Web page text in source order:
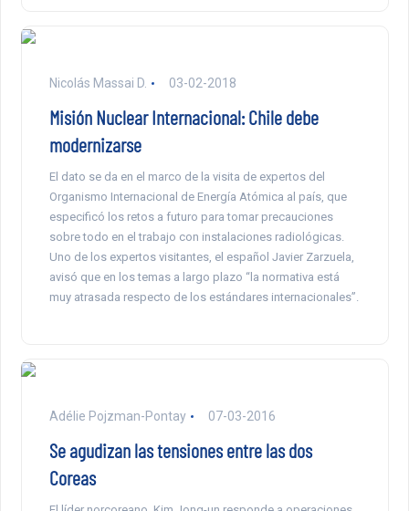
Nicolás Massai D. 03-02-2018
Misión Nuclear Internacional: Chile debe
modernizarse
El dato se da en el marco de la visita de expertos del
Organismo Internacional de Energía Atómica al país, que
especificó los retos a futuro para tomar precauciones
sobre todo en el trabajo con instalaciones radiológicas.
Uno de los expertos visitantes, el español Javier Zarzuela,
avisó que en los temas a largo plazo “la normativa está
muy atrasada respecto de los estándares internacionales”.
Adélie Pojzman-Pontay 07-03-2016
Se agudizan las tensiones entre las dos
Coreas